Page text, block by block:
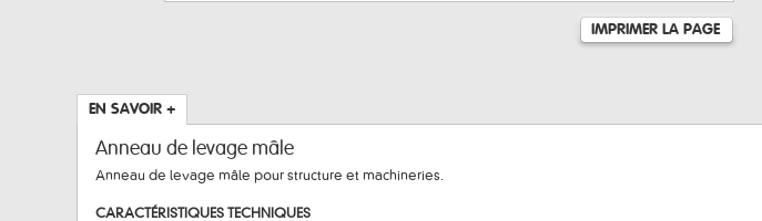
IMPRIMER LA PAGE
EN SAVOIR +
Anneau de levage mâle
Anneau de levage mâle pour structure et machineries.
CARACTÉRISTIQUES TECHNIQUES